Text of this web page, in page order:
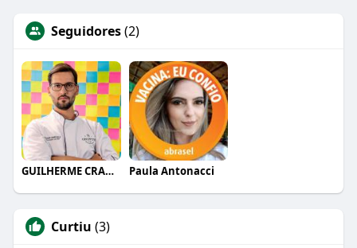
Seguidores(2)
GUILHERME CRAMER BALLE Paula Antonacci
Curtiu (3)